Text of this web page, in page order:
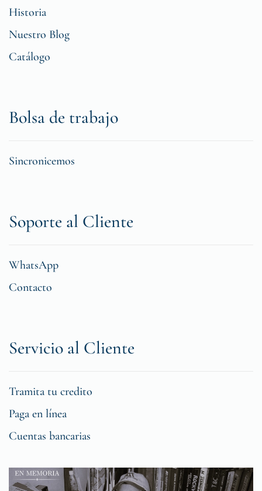
Historia
Nuestro Blog
Catálogo
Bolsa de trabajo
Sincronicemos
Soporte al Cliente
WhatsApp
Contacto
Servicio al Cliente
Tramita tu credito
Paga en línea
Cuentas bancarias